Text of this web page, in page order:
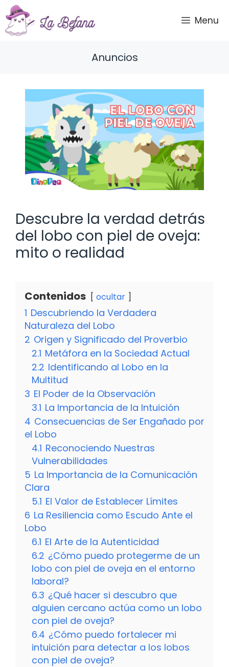
Saltar
al
contenido
Menu
Anuncios
Descubre la verdad detrás
del lobo con piel de oveja:
mito o realidad
Contenidos ocultar
1 Descubriendo la Verdadera
Naturaleza del Lobo
2 Origen y Significado del Proverbio
2.1 Metáfora en la Sociedad Actual
2.2 Identificando al Lobo en la
Multitud
3 El Poder de la Observación
3.1 La Importancia de la Intuición
4 Consecuencias de Ser Engañado por
el Lobo
4.1 Reconociendo Nuestras
Vulnerabilidades
5 La Importancia de la Comunicación
Clara
5.1 El Valor de Establecer Límites
6 La Resiliencia como Escudo Ante el
Lobo
6.1 El Arte de la Autenticidad
6.2 ¿Cómo puedo protegerme de un
lobo con piel de oveja en el entorno
laboral?
6.3 ¿Qué hacer si descubro que
alguien cercano actúa como un lobo
con piel de oveja?
6.4 ¿Cómo puedo fortalecer mi
intuición para detectar a los lobos
con piel de oveja?